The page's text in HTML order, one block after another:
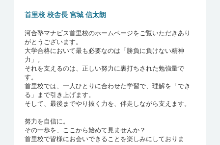
首里校 校舎長 宮城 信太朗
河合塾マナビス首里校のホームページをご覧いただきあり
がとうございます。
大学合格において最も必要なのは「勝負に負けない精神
力」。
それを支えるのは、正しい努力に裏打ちされた勉強量で
す。
首里校では、一人ひとりに合わせた学習で、理解を「でき
る」まで引き上げます。
そして、最後までやり抜く力を、伴走しながら支えます。
努力を自信に。
その一歩を、ここから始めて見ませんか？
首里校で皆様にお会いできることを楽しみにしておりま